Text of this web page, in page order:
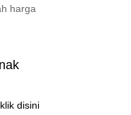
klik disini